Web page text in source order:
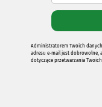
Administratorem Twoich
adresu e-mail jest dobrowolne,
dotyczące przetwarzania